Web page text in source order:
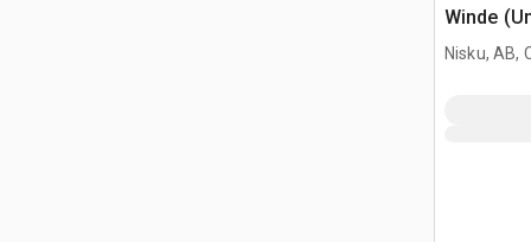
Winde
Nisku, AB,